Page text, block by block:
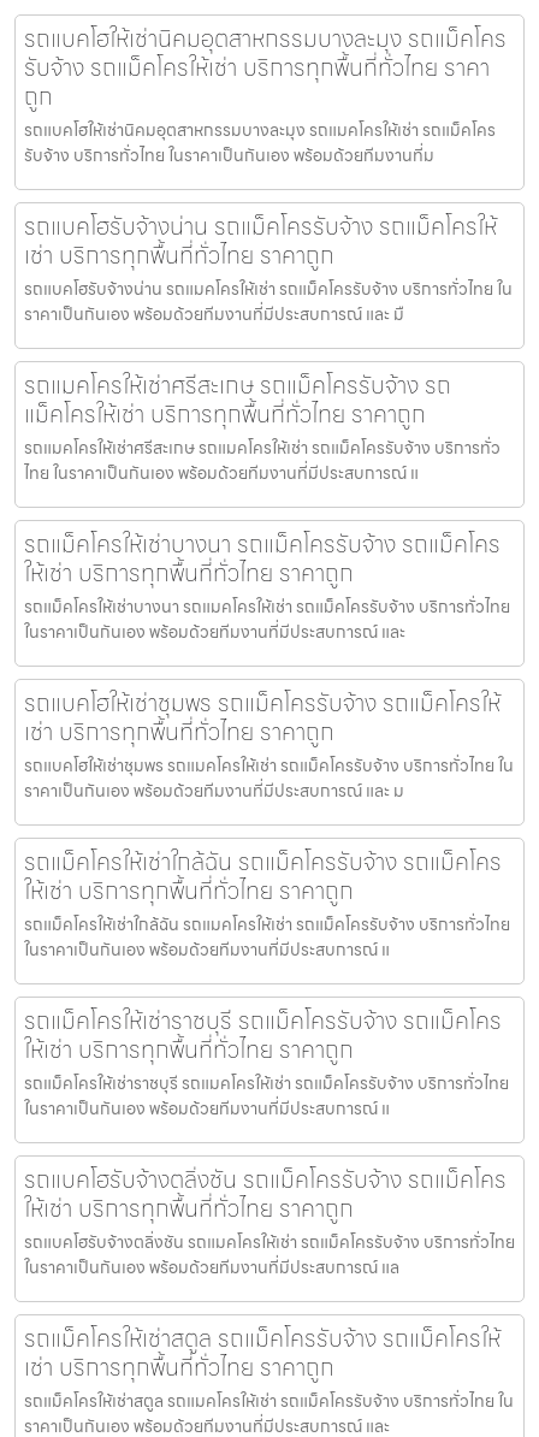
รถแบคโฮให้เช่านิคมอุตสาหกรรมบางละมุง รถแม็คโคร
รับจ้าง รถแม็คโครให้เช่า บริการทุกพื้นที่ทั่วไทย ราคา
ถูก
รถแบคโฮให้เช่านิคมอุตสาหกรรมบางละมุง รถแมคโครให้เช่า รถแม็คโคร
รับจ้าง บริการทั่วไทย ในราคาเป็นกันเอง พร้อมด้วยทีมงานที่ม
รถแบคโฮรับจ้างน่าน รถแม็คโครรับจ้าง รถแม็คโครให้
เช่า บริการทุกพื้นที่ทั่วไทย ราคาถูก
รถแบคโฮรับจ้างน่าน รถแมคโครให้เช่า รถแม็คโครรับจ้าง บริการทั่วไทย ใน
ราคาเป็นกันเอง พร้อมด้วยทีมงานที่มีประสบการณ์ และ มื
รถแมคโครให้เช่าศรีสะเกษ รถแม็คโครรับจ้าง รถ
แม็คโครให้เช่า บริการทุกพื้นที่ทั่วไทย ราคาถูก
รถแมคโครให้เช่าศรีสะเกษ รถแมคโครให้เช่า รถแม็คโครรับจ้าง บริการทั่ว
ไทย ในราคาเป็นกันเอง พร้อมด้วยทีมงานที่มีประสบการณ์ แ
รถแม็คโครให้เช่าบางนา รถแม็คโครรับจ้าง รถแม็คโคร
ให้เช่า บริการทุกพื้นที่ทั่วไทย ราคาถูก
รถแม็คโครให้เช่าบางนา รถแมคโครให้เช่า รถแม็คโครรับจ้าง บริการทั่วไทย
ในราคาเป็นกันเอง พร้อมด้วยทีมงานที่มีประสบการณ์ และ
รถแบคโฮให้เช่าชุมพร รถแม็คโครรับจ้าง รถแม็คโครให้
เช่า บริการทุกพื้นที่ทั่วไทย ราคาถูก
รถแบคโฮให้เช่าชุมพร รถแมคโครให้เช่า รถแม็คโครรับจ้าง บริการทั่วไทย ใน
ราคาเป็นกันเอง พร้อมด้วยทีมงานที่มีประสบการณ์ และ ม
รถแม็คโครให้เช่าใกล้ฉัน รถแม็คโครรับจ้าง รถแม็คโคร
ให้เช่า บริการทุกพื้นที่ทั่วไทย ราคาถูก
รถแม็คโครให้เช่าใกล้ฉัน รถแมคโครให้เช่า รถแม็คโครรับจ้าง บริการทั่วไทย
ในราคาเป็นกันเอง พร้อมด้วยทีมงานที่มีประสบการณ์ แ
รถแม็คโครให้เช่าราชบุรี รถแม็คโครรับจ้าง รถแม็คโคร
ให้เช่า บริการทุกพื้นที่ทั่วไทย ราคาถูก
รถแม็คโครให้เช่าราชบุรี รถแมคโครให้เช่า รถแม็คโครรับจ้าง บริการทั่วไทย
ในราคาเป็นกันเอง พร้อมด้วยทีมงานที่มีประสบการณ์ แ
รถแบคโฮรับจ้างตลิ่งชัน รถแม็คโครรับจ้าง รถแม็คโคร
ให้เช่า บริการทุกพื้นที่ทั่วไทย ราคาถูก
รถแบคโฮรับจ้างตลิ่งชัน รถแมคโครให้เช่า รถแม็คโครรับจ้าง บริการทั่วไทย
ในราคาเป็นกันเอง พร้อมด้วยทีมงานที่มีประสบการณ์ แล
รถแม็คโครให้เช่าสตูล รถแม็คโครรับจ้าง รถแม็คโครให้
เช่า บริการทุกพื้นที่ทั่วไทย ราคาถูก
รถแม็คโครให้เช่าสตูล รถแมคโครให้เช่า รถแม็คโครรับจ้าง บริการทั่วไทย ใน
ราคาเป็นกันเอง พร้อมด้วยทีมงานที่มีประสบการณ์ และ